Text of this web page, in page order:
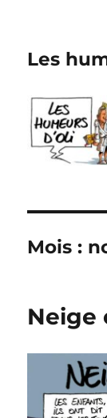
Les
Mois :
Neige